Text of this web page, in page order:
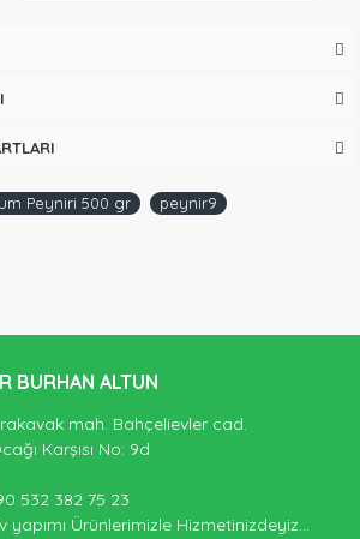
Peyniri 500 gr
peynir9
BURHAN ALTUN
mah. Bahçelievler cad.
Karşısı No: 9d
532 382 75 23
Ürünlerimizle Hizmetinizdeyiz...